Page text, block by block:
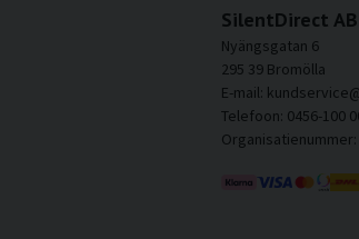
SilentDirect AB
Nyängsgatan 6
295 39 Bromölla
E-mail:
Telefoon: 0456-100
Organisatienummer: